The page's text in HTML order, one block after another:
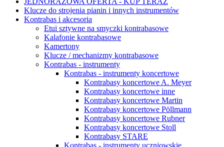
Klucze do strojenia pianin i innych instrumentów
Kontrabas i akcesoria
Etui sztywne na smyczki kontrabasowe
Kalafonie kontrabasowe
Kamertony
Klucze / mechanizmy kontrabasowe
Kontrabas - instrumenty
Kontrabas - instrumenty koncertowe
Kontrabasy koncertowe A. Meyer
Kontrabasy koncertowe inne
Kontrabasy koncertowe Martin
Kontrabasy koncertowe Pöllmann
Kontrabasy koncertowe Rubner
Kontrabasy koncertowe Stoll
Kontrabasy STARE
Kontrabas - instrumenty uczniowskie